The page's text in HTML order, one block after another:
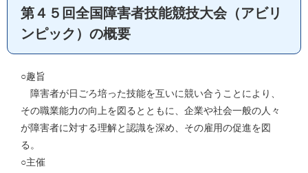
第４５回全国障害者技能競技大会（アビリ
ンピック）の概要
○趣旨
障害者が日ごろ培った技能を互いに競い合うことにより、
その職業能力の向上を図るとともに、企業や社会一般の人々
が障害者に対する理解と認識を深め、その雇用の促進を図
る。
○主催